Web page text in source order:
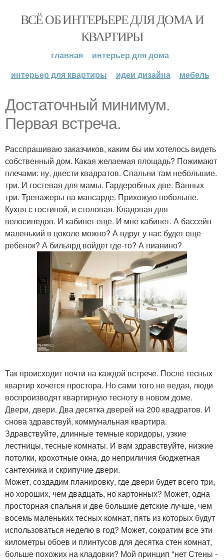
ВСЁ ОБ ИНТЕРЬЕРЕ ДЛЯ ДОМА И
КВАРТИРЫ
главная
интерьер для дома
интерьер для квартиры
идеи дизайна мебель
Достаточный минимум.
Первая встреча.
Расспрашиваю заказчиков, каким бы им хотелось видеть
собственный дом. Какая желаемая площадь? Пожимают
плечами: ну, двести квадратов. Спальни там небольшие.
три. И гостевая для мамы. Гардеробных две. Ванных
три. Тренажеры на мансарде. Прихожую побольше.
Кухня с гостиной, и столовая. Кладовая для
велосипедов. И кабинет еще. И мне кабинет. А бассейн
маленький в цоколе можно? А вдруг у нас будет еще
ребенок? А бильярд войдет где-то? А пианино?
Так происходит почти на каждой встрече. После тесных
квартир хочется простора. Но сами того не ведая, люди
воспроизводят квартирную тесноту в новом доме.
Двери, двери. Два десятка дверей на 200 квадратов. И
снова здравствуй, коммунальная квартира.
Здравствуйте, длинные темные коридоры, узкие
лестницы, тесные комнаты. И вам здравствуйте, низкие
потолки, крохотные окна, до неприличия бюджетная
сантехника и скрипучие двери.
Может, создадим планировку, где двери будет всего три,
но хороших, чем двадцать, но картонных? Может, одна
просторная спальня и две большие детские лучше, чем
восемь маленьких тесных комнат, пять из которых будут
использоваться неделю в год? Может, сократим все эти
километры обоев и плинтусов для десятка стен комнат,
больше похожих на кладовки? Мой принцип "нет Стены -